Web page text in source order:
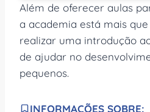
Além de oferecer aulas
a academia está mais
realizar uma introdução
de ajudar no
pequenos.
INFORMAÇÕES SOBRE: